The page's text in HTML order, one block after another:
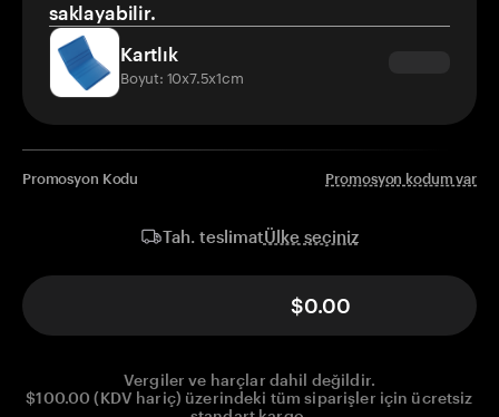
saklayabilir.
Kartlık
Boyut: 10x7.5x1cm
Promosyon Kodu Promosyon kodum var
Tah. teslimatÜlke seçiniz
$0.00
Vergiler ve harçlar dahil değildir.
$100.00 (KDV hariç) üzerindeki tüm siparişler için ücretsiz